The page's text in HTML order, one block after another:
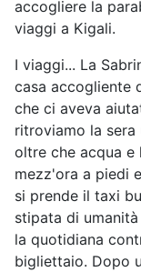
accogliere la
viaggi a Kigali.
I viaggi... La
casa accogliente
che ci aveva
ritroviamo la
oltre che acqua e
mezz'ora a piedi
si prende il taxi
stipata di
la quotidiana
bigliettaio. Dopo